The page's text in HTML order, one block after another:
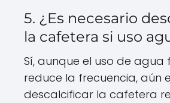
5. ¿Es necesario
la cafetera si uso
Sí, aunque el uso de agua
reduce la frecuencia, aún
descalcificar la cafetera